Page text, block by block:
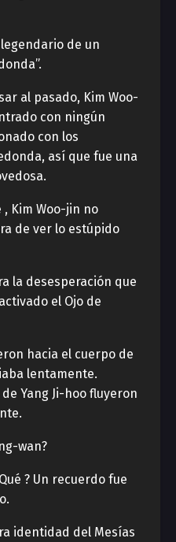
de un
al pasado, Kim Woo-
con ningún
con los
así que fue una
Kim Woo-jin no
de ver lo estúpido
la desesperación que
el Ojo de
hacia el cuerpo de
lentamente.
Yang Ji-hoo fluyeron
wan?
? Un recuerdo fue
identidad del Mesías